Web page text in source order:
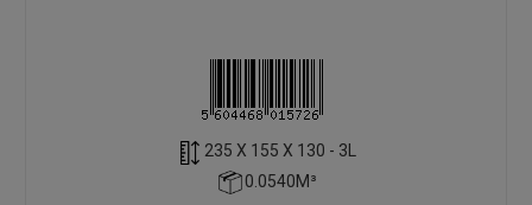
235 X 155 X 130 - 3L
0.0540M³